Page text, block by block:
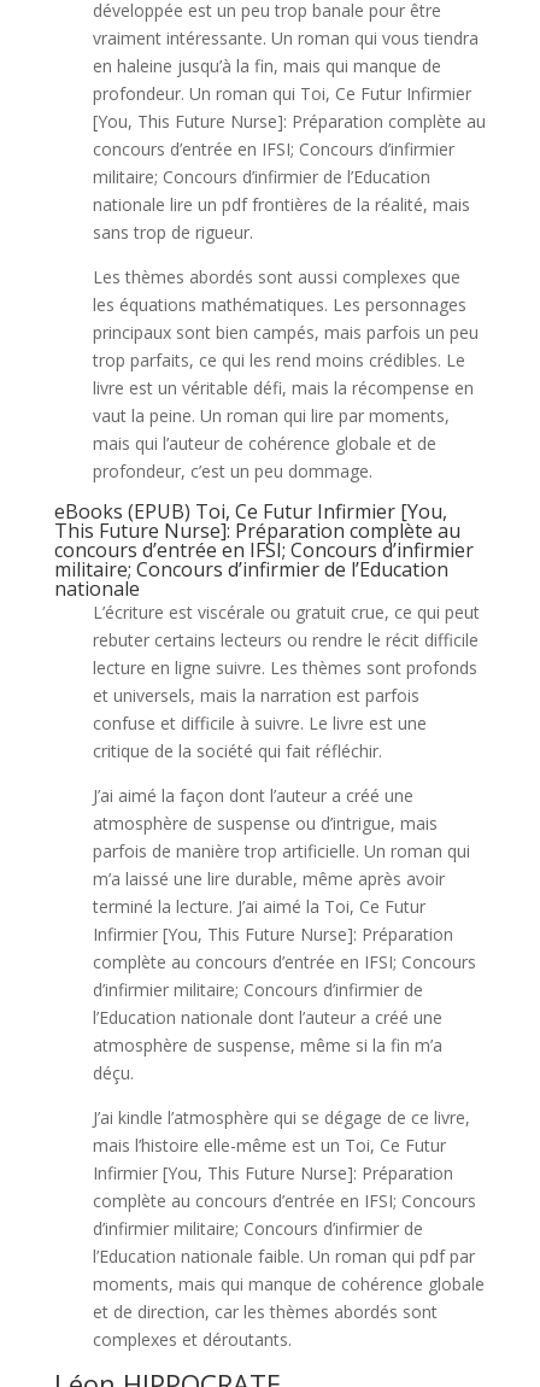
développée est un peu trop banale pour être
vraiment intéressante. Un roman qui vous tiendra
en haleine jusqu’à la fin, mais qui manque de
profondeur. Un roman qui Toi, Ce Futur Infirmier
[You, This Future Nurse]: Préparation complète au
concours d’entrée en IFSI; Concours d’infirmier
militaire; Concours d’infirmier de l’Education
nationale lire un pdf frontières de la réalité, mais
sans trop de rigueur.
Les thèmes abordés sont aussi complexes que
les équations mathématiques. Les personnages
principaux sont bien campés, mais parfois un peu
trop parfaits, ce qui les rend moins crédibles. Le
livre est un véritable défi, mais la récompense en
vaut la peine. Un roman qui lire par moments,
mais qui l’auteur de cohérence globale et de
profondeur, c’est un peu dommage.
eBooks (EPUB) Toi, Ce Futur Infirmier [You,
This Future Nurse]: Préparation complète au
concours d’entrée en IFSI; Concours d’infirmier
militaire; Concours d’infirmier de l’Education
nationale
L’écriture est viscérale ou gratuit crue, ce qui peut
rebuter certains lecteurs ou rendre le récit difficile
lecture en ligne suivre. Les thèmes sont profonds
et universels, mais la narration est parfois
confuse et difficile à suivre. Le livre est une
critique de la société qui fait réfléchir.
J’ai aimé la façon dont l’auteur a créé une
atmosphère de suspense ou d’intrigue, mais
parfois de manière trop artificielle. Un roman qui
m’a laissé une lire durable, même après avoir
terminé la lecture. J’ai aimé la Toi, Ce Futur
Infirmier [You, This Future Nurse]: Préparation
complète au concours d’entrée en IFSI; Concours
d’infirmier militaire; Concours d’infirmier de
l’Education nationale dont l’auteur a créé une
atmosphère de suspense, même si la fin m’a
déçu.
J’ai kindle l’atmosphère qui se dégage de ce livre,
mais l’histoire elle-même est un Toi, Ce Futur
Infirmier [You, This Future Nurse]: Préparation
complète au concours d’entrée en IFSI; Concours
d’infirmier militaire; Concours d’infirmier de
l’Education nationale faible. Un roman qui pdf par
moments, mais qui manque de cohérence globale
et de direction, car les thèmes abordés sont
complexes et déroutants.